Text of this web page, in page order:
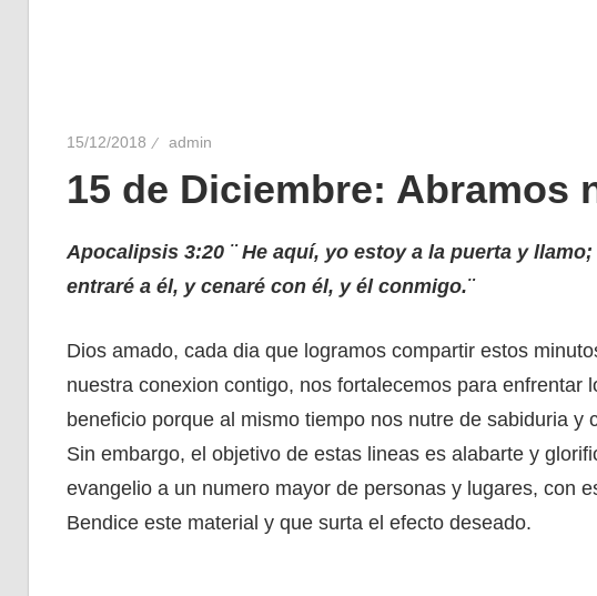
15/12/2018 admin
15 de Diciembre: Abramos
Apocalipsis 3:20 ¨ He aquí, yo estoy a la puerta y
entraré a él, y cenaré con él, y él conmigo.¨
Dios amado, cada dia que logramos compartir estos
nuestra conexion contigo, nos fortalecemos para enfrentar
beneficio porque al mismo tiempo nos nutre de sabiduria y
Sin embargo, el objetivo de estas lineas es alabarte y
evangelio a un numero mayor de personas y lugares, con
Bendice este material y que surta el efecto deseado.